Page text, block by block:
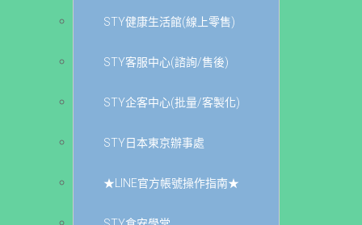
STY健康生活館(線上零售)
STY客服中心(諮詢/售後)
STY企客中心(批量/客製化)
STY日本東京辦事處
★LINE官方帳號操作指南★